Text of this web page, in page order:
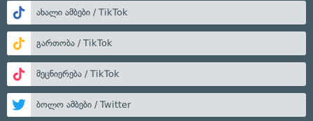
ახალი ამბები / TikTok
გართობა / TikTok
მეცნიერება / TikTok
ბოლო ამბები / Twitter